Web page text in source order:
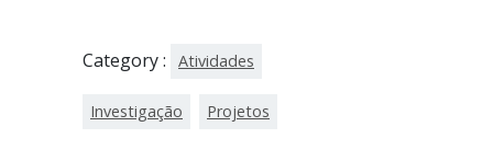
Category : Atividades
Investigação Projetos